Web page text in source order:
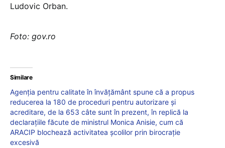
Ludovic Orban.
Foto: gov.ro
Similare
Agenția pentru calitate în învățământ spune că a propus
reducerea la 180 de proceduri pentru autorizare și
acreditare, de la 653 câte sunt în prezent, în replică la
declarațiile făcute de ministrul Monica Anisie, cum că
ARACIP blochează activitatea școlilor prin birocrație
excesivă